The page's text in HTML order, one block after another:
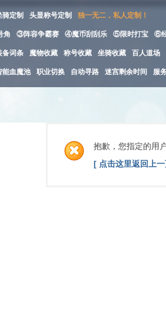
骑定制 头显称号定制 独一无二，私人定制！
角 ③阵容争霸赛 ④魔币刮刮乐 ⑤限时打宝 ⑥
备词条 魔物收藏 称号收藏 坐骑收藏 百人道场
能血魔池 职业切换 自动寻路 迷宫剩余时间 服
抱歉，您指定的用
[ 点击这里返回上